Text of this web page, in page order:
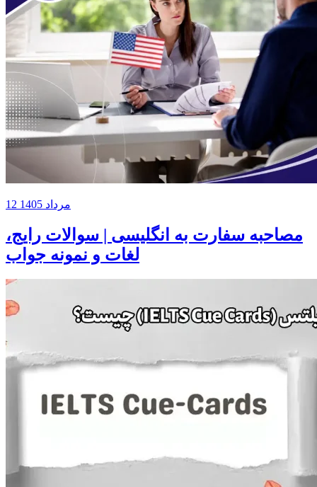
12 مرداد 1405
مصاحبه سفارت به انگلیسی | سوالات رایج،
لغات و نمونه جواب